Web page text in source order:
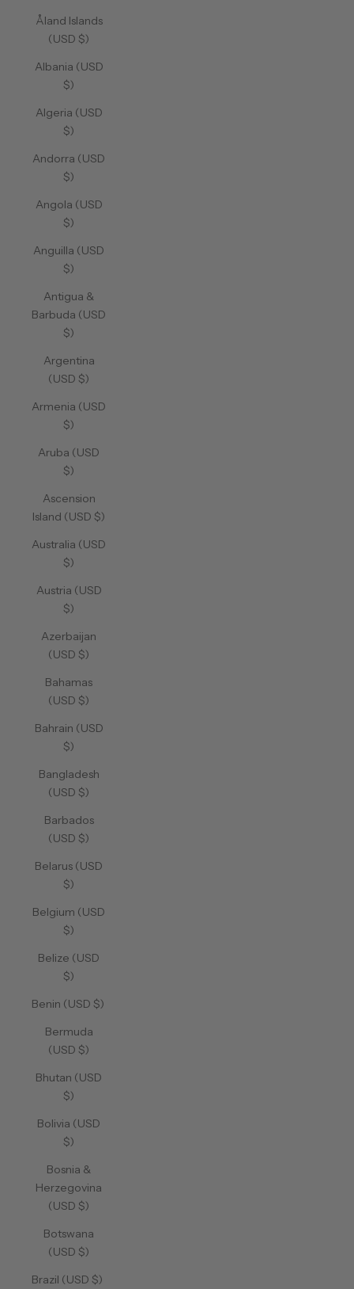
Åland Islands
(USD $)
Albania (USD
$)
Algeria (USD
$)
Andorra (USD
$)
Angola (USD
$)
Anguilla (USD
$)
Antigua &
Barbuda (USD
$)
Argentina
(USD $)
Armenia (USD
$)
Aruba (USD
$)
Ascension
Island (USD $)
Australia (USD
$)
Austria (USD
$)
Azerbaijan
(USD $)
Bahamas
(USD $)
Bahrain (USD
$)
Bangladesh
(USD $)
Barbados
(USD $)
Belarus (USD
$)
Belgium (USD
$)
Belize (USD
$)
Benin (USD $)
Bermuda
(USD $)
Bhutan (USD
$)
Bolivia (USD
$)
Bosnia &
Herzegovina
(USD $)
Botswana
(USD $)
Brazil (USD $)